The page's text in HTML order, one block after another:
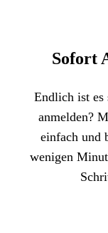
Sofort
Endlich ist es
anmelden?
einfach und
wenigen